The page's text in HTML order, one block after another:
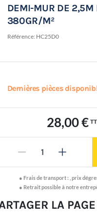
DEMI-MUR DE 2,5M
380GR/M²
Référence: HC25D0
Dernières pièces
28,00 €
- +
●Frais de transport : ,prix
● Retrait possible à notre
LA PAGE